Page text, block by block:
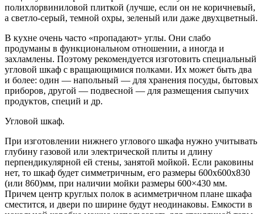
полихлорвиниловой плиткой (лучше, если он не коричневый,
а светло-серый, темной охры, зеленый или даже двухцветный.
В кухне очень часто «пропадают» углы. Они слабо
продуманы в функциональном отношении, а иногда и
захламлены. Поэтому рекомендуется изготовить специальный
угловой шкаф с вращающимися полками. Их может быть два
и более: один — напольный — для хранения посуды, бытовых
приборов, другой — подвесной — для размещения сыпучих
продуктов, специй и др.
Угловой шкаф.
При изготовлении нижнего углового шкафа нужно учитывать
глубину газовой или электрической плиты и длину
перпендикулярной ей стены, занятой мойкой. Если раковины
нет, то шкаф будет симметричным, его размеры 600х600х830
(или 860)мм, при наличии мойки размеры 600×430 мм.
Причем центр круглых полок в асимметричном плане шкафа
сместится, и двери по ширине будут неодинаковы. Емкости в